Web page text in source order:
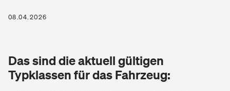
Zur Übersicht
Tools
Glasversicherung
Kinderunfall­ver­si­che­rung
Private Krankenversicherung
Dread-Disease-Versicherung
08.04.2026
Das sind die aktuell gültigen
Typklassen für das Fahrzeug: